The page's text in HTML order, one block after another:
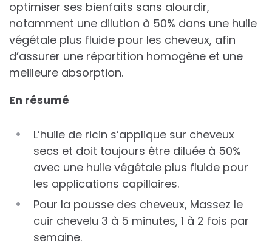
optimiser ses bienfaits sans alourdir,
notamment une dilution à 50% dans une huile
végétale plus fluide pour les cheveux, afin
d’assurer une répartition homogène et une
meilleure absorption.
En résumé
L’huile de ricin s’applique sur cheveux
secs et doit toujours être diluée à 50%
avec une huile végétale plus fluide pour
les applications capillaires.
Pour la pousse des cheveux, Massez le
cuir chevelu 3 à 5 minutes, 1 à 2 fois par
semaine.